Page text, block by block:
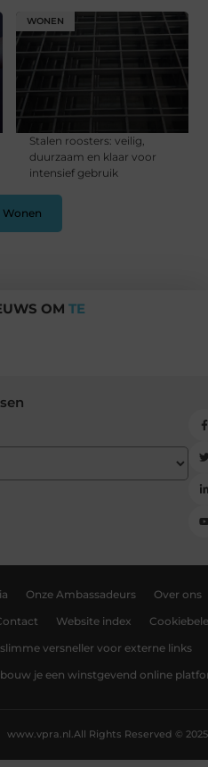
WONEN
Stalen roosters: veilig,
duurzaam en klaar voor
intensief gebruik
Wonen
OM TE
Onze Ambassadeurs Over ons
Website index
versneller voor externe links
je een winstgevend online
All Rights Reserved © 2025
www.vpra.nl.